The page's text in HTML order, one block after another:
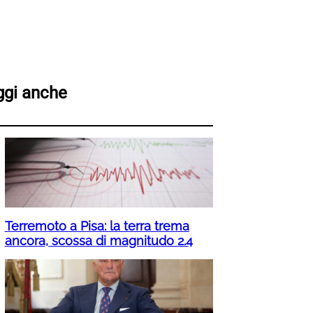
anche
Terremoto a Pisa: la terra trema
ancora, scossa di magnitudo 2.4